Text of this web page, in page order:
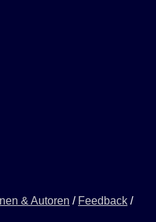
& Autoren / Feedback /